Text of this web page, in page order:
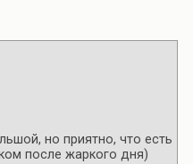
но приятно, что есть
после жаркого дня)